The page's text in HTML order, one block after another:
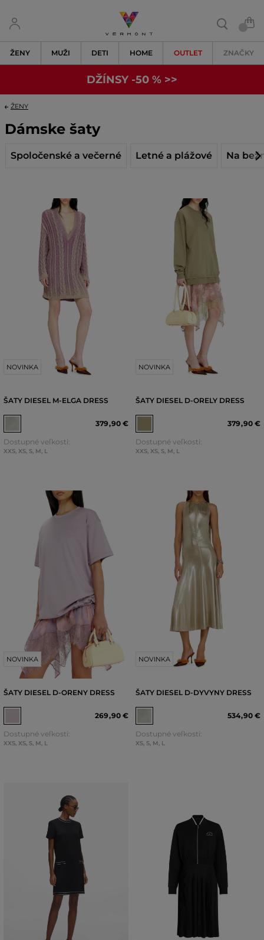
ŽENY MUŽI DETI HOME OUTLET ZNAČKY
DŽÍNSY -50 % >>
ŽENY
Dámske šaty
Spoločenské a večerné Letné a plážové Na
NOVINKA
ŠATY DIESEL M-ELGA DRESS
379,90 €
Dostupné veľkosti:
XXS, XS, S, M, L
NOVINKA
ŠATY DIESEL D-ORELY DRESS
379,90 €
Dostupné veľkosti:
XXS, XS, S, M, L
NOVINKA
ŠATY DIESEL D-ORENY DRESS
269,90 €
Dostupné veľkosti:
XXS, XS, S, M, L
NOVINKA
ŠATY DIESEL D-DYVYNY DRESS
534,90 €
Dostupné veľkosti:
XS, S, M, L